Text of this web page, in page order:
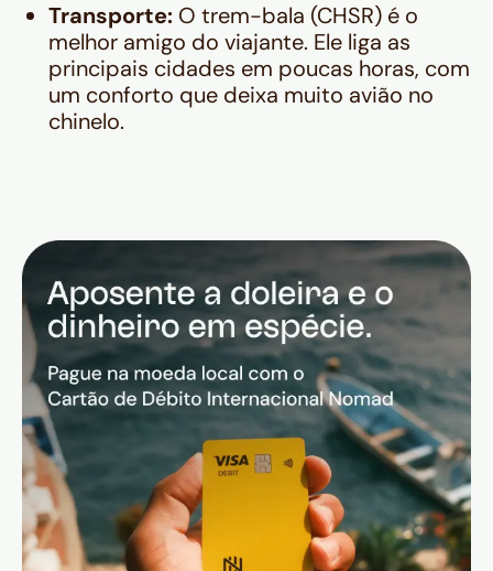
Transporte: O trem-bala (CHSR) é o
melhor amigo do viajante. Ele liga as
principais cidades em poucas horas, com
um conforto que deixa muito avião no
chinelo.